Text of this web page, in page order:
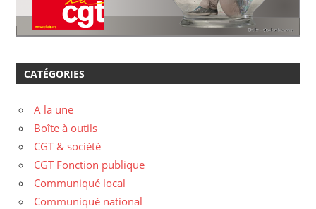
CATÉGORIES
A la une
Boîte à outils
CGT & société
CGT Fonction publique
Communiqué local
Communiqué national